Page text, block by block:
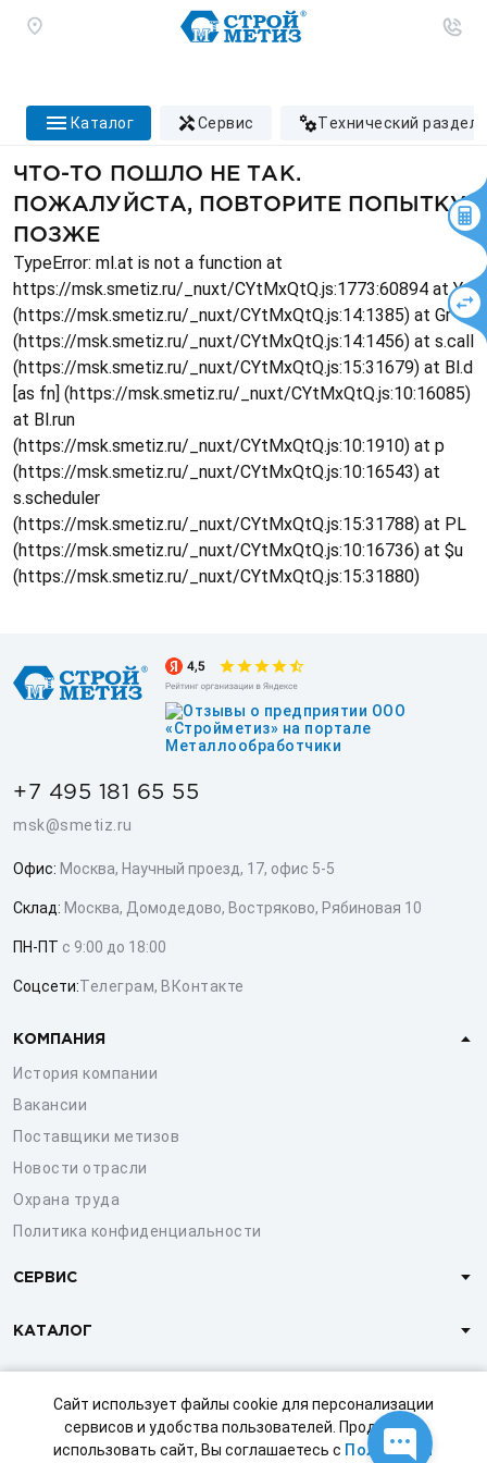
Сайт использует файлы cookie для персонализации
сервисов и удобства пользователей. Продолжая
использовать сайт, Вы соглашаетесь с Политикой
каталог сервис технический раздел
ЧТО-ТО ПОШЛО НЕ ТАК.
ПОЖАЛУЙСТА, ПОВТОРИТЕ ПОПЫТКУ
ПОЗЖЕ
TypeError: ml.at is not a function at
https://msk.smetiz.ru/_nuxt/CYtMxQtQ.js:1773:60894 at Ys
(https://msk.smetiz.ru/_nuxt/CYtMxQtQ.js:14:1385) at Gr
(https://msk.smetiz.ru/_nuxt/CYtMxQtQ.js:14:1456) at s.call
(https://msk.smetiz.ru/_nuxt/CYtMxQtQ.js:15:31679) at Bl.d
[as fn] (https://msk.smetiz.ru/_nuxt/CYtMxQtQ.js:10:16085)
at Bl.run
(https://msk.smetiz.ru/_nuxt/CYtMxQtQ.js:10:1910) at p
(https://msk.smetiz.ru/_nuxt/CYtMxQtQ.js:10:16543) at
s.scheduler
(https://msk.smetiz.ru/_nuxt/CYtMxQtQ.js:15:31788) at PL
(https://msk.smetiz.ru/_nuxt/CYtMxQtQ.js:10:16736) at $u
(https://msk.smetiz.ru/_nuxt/CYtMxQtQ.js:15:31880)
+7 495 181 65 55
msk@smetiz.ru
Офис: Москва, Научный проезд, 17, офис 5-5
Склад: Москва, Домодедово, Востряково, Рябиновая 10
ПН-ПТ с 9:00 до 18:00
Соцсети:Телеграм, ВКонтакте
КОМПАНИЯ
История компании
Вакансии
Поставщики метизов
Новости отрасли
Охрана труда
Политика конфиденциальности
СЕРВИС
КАТАЛОГ